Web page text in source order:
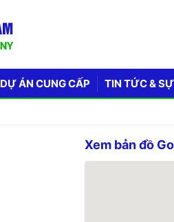
DỰ ÁN CUNG CẤP TIN TỨC &
Xem bản đồ